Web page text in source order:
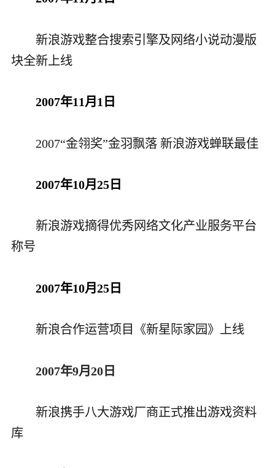
新浪游戏整合搜索引擎及网络小说动漫版
块全新上线
2007年11月1日
2007“金翎奖”金羽飘落 新浪游戏蝉联最佳
2007年10月25日
新浪游戏摘得优秀网络文化产业服务平台
称号
2007年10月25日
新浪合作运营项目《新星际家园》上线
2007年9月20日
新浪携手八大游戏厂商正式推出游戏资料
库